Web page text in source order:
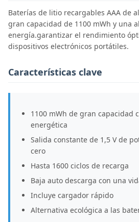
Baterías de litio recargables AAA de
gran capacidad de 1100 mWh y una
energía.garantizar el rendimiento
dispositivos electrónicos portátiles.
Características clave
1100 mWh de gran capacidad
energética
Salida constante de 1,5 V de
cero
Hasta 1600 ciclos de recarga
Baja auto descarga con una
Incluye cargador rápido
Alternativa ecológica a las